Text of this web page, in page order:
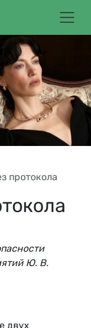
протокола
Ю. В.
двух